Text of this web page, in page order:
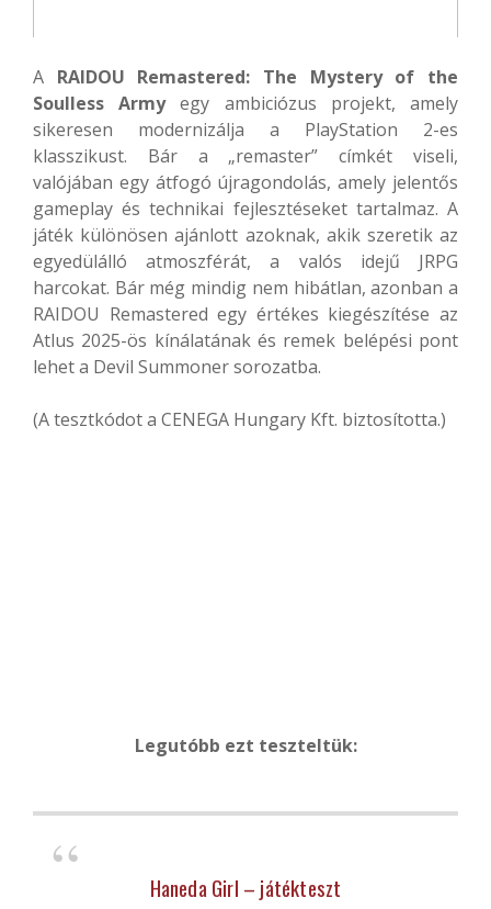
A RAIDOU Remastered: The Mystery of the
Soulless Armyegy ambiciózus projekt, amely
sikeresen modernizálja a PlayStation 2-es
klasszikust. Bár a „remaster” címkét viseli,
valójában egy átfogó újragondolás, amely jelentős
gameplay és technikai fejlesztéseket tartalmaz. A
játék különösen ajánlott azoknak, akik szeretik az
egyedülálló atmoszférát, a valós idejű JRPG
harcokat. Bár még mindig nem hibátlan, azonban a
RAIDOU Remastered egy értékes kiegészítése az
Atlus 2025-ös kínálatának és remek belépési pont
lehet a Devil Summoner sorozatba.
(A tesztkódot a CENEGA Hungary Kft. biztosította.)
Legutóbb ezt teszteltük:
Haneda Girl – játékteszt